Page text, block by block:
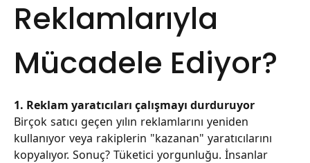
Reklamlarıyla
Mücadele Ediyor?
1. Reklam yaratıcıları çalışmayı durduruyor
Birçok satıcı geçen yılın reklamlarını yeniden
kullanıyor veya rakiplerin "kazanan" yaratıcılarını
kopyalıyor. Sonuç? Tüketici yorgunluğu. İnsanlar